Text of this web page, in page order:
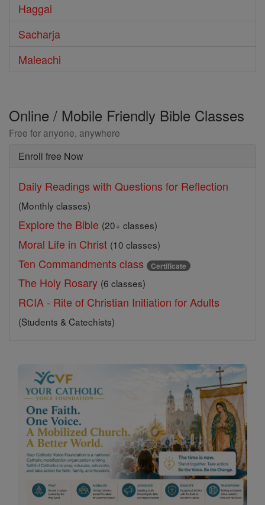
Haggai
Sacharja
Maleachi
Online / Mobile Friendly Bible Classes
Free for anyone, anywhere
Enroll free Now
Daily Readings with Questions for Reflection
(Monthly classes)
Explore the Bible (20+ classes)
Moral Life in Christ (10 classes)
Ten Commandments class Certificate
The Holy Rosary (6 classes)
RCIA - Rite of Christian Initiation for Adults
(Students & Catechists)